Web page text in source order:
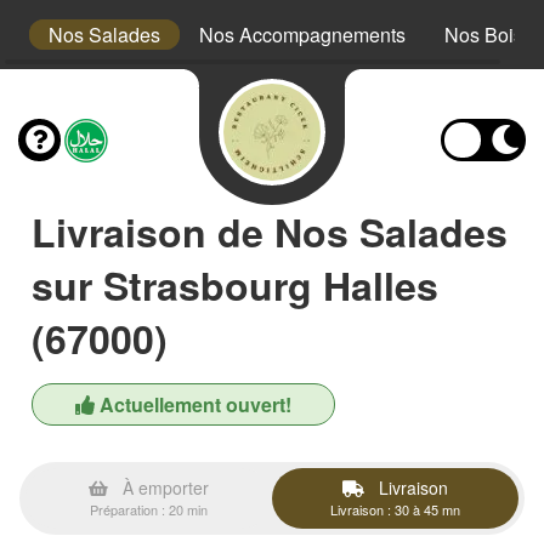
Nos Salades Nos Accompagnements Nos
Livraison de Nos Salades
sur Strasbourg Halles
(67000)
Actuellement ouvert!
À emporter
Préparation : 20 min
Livraison
Livraison : 30 à 45 mn